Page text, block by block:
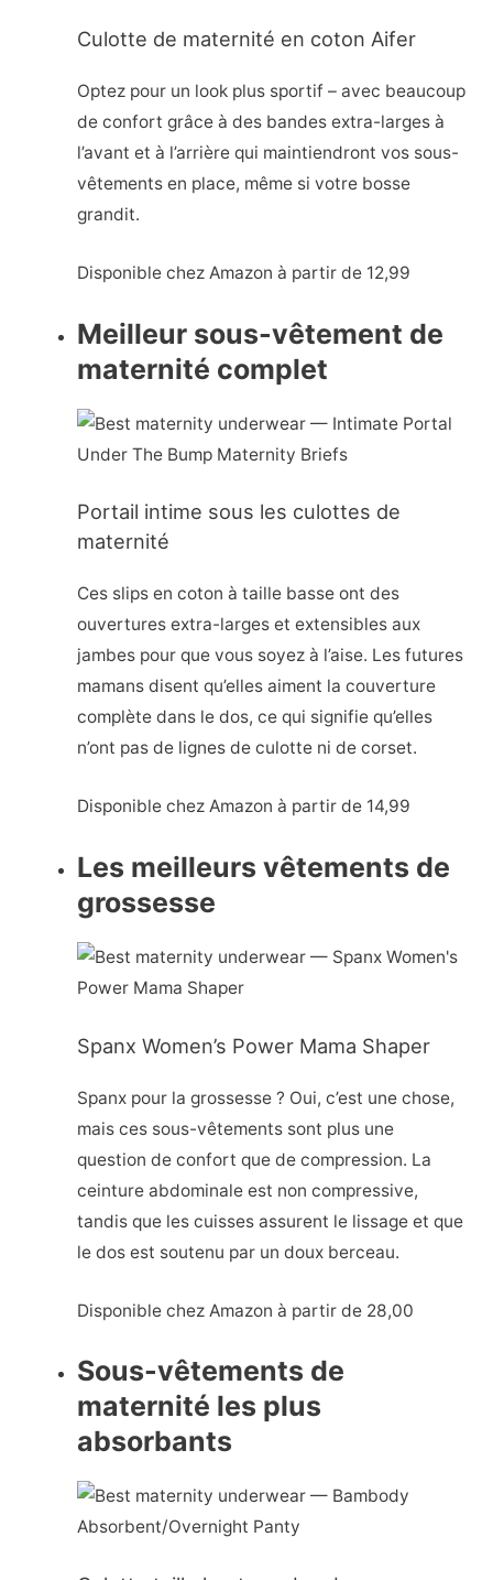
Culotte de maternité en coton Aifer
Optez pour un look plus sportif – avec beaucoup
de confort grâce à des bandes extra-larges à
l’avant et à l’arrière qui maintiendront vos sous-
vêtements en place, même si votre bosse
grandit.
Disponible chez Amazon à partir de 12,99
Meilleur sous-vêtement de
maternité complet
Portail intime sous les culottes de
maternité
Ces slips en coton à taille basse ont des
ouvertures extra-larges et extensibles aux
jambes pour que vous soyez à l’aise. Les futures
mamans disent qu’elles aiment la couverture
complète dans le dos, ce qui signifie qu’elles
n’ont pas de lignes de culotte ni de corset.
Disponible chez Amazon à partir de 14,99
Les meilleurs vêtements de
grossesse
Spanx Women’s Power Mama Shaper
Spanx pour la grossesse ? Oui, c’est une chose,
mais ces sous-vêtements sont plus une
question de confort que de compression. La
ceinture abdominale est non compressive,
tandis que les cuisses assurent le lissage et que
le dos est soutenu par un doux berceau.
Disponible chez Amazon à partir de 28,00
Sous-vêtements de
maternité les plus
absorbants